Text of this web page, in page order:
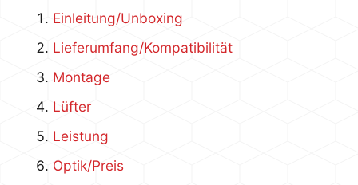
Einleitung/Unboxing
Lieferumfang/Kompatibilität
Montage
Lüfter
Leistung
Optik/Preis